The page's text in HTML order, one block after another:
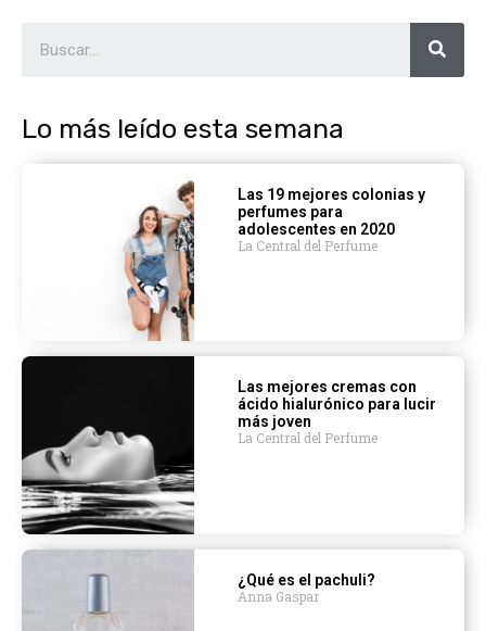
Lo más leído esta semana
Las 19 mejores colonias y
perfumes para
adolescentes en 2020
La Central del Perfume
Las mejores cremas con
ácido hialurónico para lucir
más joven
La Central del Perfume
¿Qué es el pachuli?
Anna Gaspar